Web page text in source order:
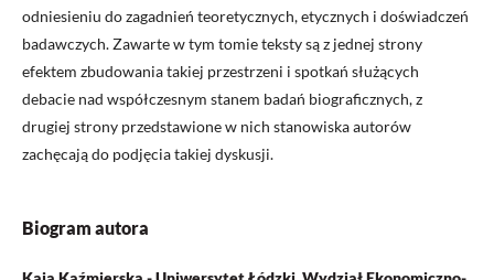
odniesieniu do zagadnień teoretycznych, etycznych i doświadczeń
badawczych. Zawarte w tym tomie teksty są z jednej strony
efektem zbudowania takiej przestrzeni i spotkań służących
debacie nad współczesnym stanem badań biograficznych, z
drugiej strony przedstawione w nich stanowiska autorów
zachęcają do podjęcia takiej dyskusji.
Biogram autora